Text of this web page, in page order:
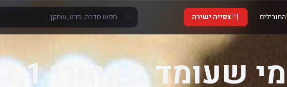
המובילים צפייה ישירה
מי שעומד מאחורי 2,1…